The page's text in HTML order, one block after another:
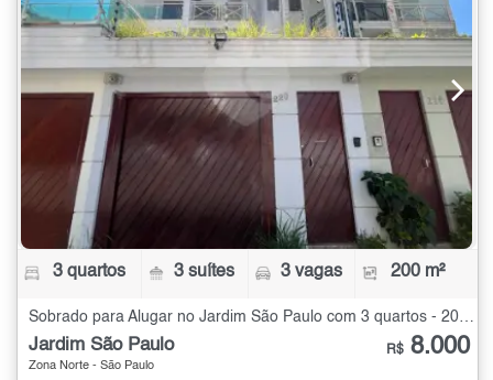
3 quartos 3 suítes 3 vagas 200 m²
Sobrado para Alugar no Jardim São Paulo com 3 quartos - 200 m²
Jardim São Paulo
Zona Norte - São Paulo
R$ 8.000